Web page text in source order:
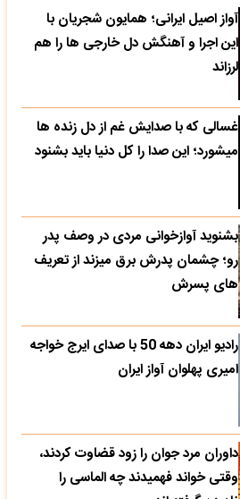
آواز اصیل ایرانی؛ همایون شجریان با
این اجرا و آهنگش دل خارجی ها را هم
لرزاند
غسالی که با صدایش غم از دل زنده ها
میشورد؛ این صدا را کل دنیا باید بشنود
بشنوید آوازخوانی مردی در وصف پدر
رو؛ چشمان پدرش برق میزند از تعریف
های پسرش
رادیو ایران دهه 50 با صدای ایرج خواجه
امیری پهلوان آواز ایران
داوران مرد جوان را زود قضاوت کردند،
وقتی خواند فهمیدند چه الماسی را